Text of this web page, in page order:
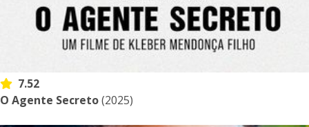
7.52
O Agente Secreto(2025)